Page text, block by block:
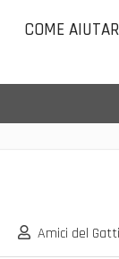
COME
Amici del